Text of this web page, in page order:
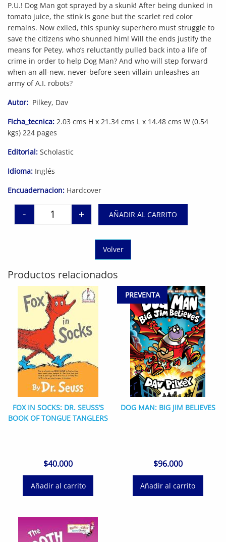
P.U.! Dog Man got sprayed by a skunk! After being dunked in
tomato juice, the stink is gone but the scarlet red color
remains. Now exiled, this spunky superhero must struggle to
save the citizens who shunned him! Will the ends justify the
means for Petey, who’s reluctantly pulled back into a life of
crime in order to help Dog Man? And who will step forward
when an all-new, never-before-seen villain unleashes an
army of A.I. robots?
Autor: Pilkey, Dav
Ficha_tecnica: 2.03 cms H x 21.34 cms L x 14.48 cms W (0.54
kgs) 224 pages
Editorial: Scholastic
Idioma: Inglés
Encuadernacion: Hardcover
Dog Man: The Scarlet Shedder: A Graphic Novel
- + AÑADIR AL CARRITO
Volver
Productos relacionados
FOX IN SOCKS: DR. SEUSS’S
BOOK OF TONGUE TANGLERS
$40.000
Añadir al carrito
PREVENTA
DOG MAN: BIG JIM BELIEVES
$96.000
Añadir al carrito